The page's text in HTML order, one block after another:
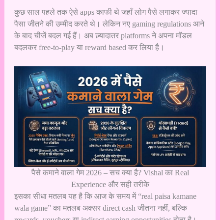
कुछ साल पहले तक ऐसे apps काफी थे जहाँ लोग पैसे लगाकर ज्यादा
पैसा जीतने की उम्मीद करते थे। लेकिन नए gaming regulationsआने
के बाद चीजें बदल गई हैं। अब ज़्यादातर platforms ने अपना मॉडल
बदलकर free-to-play या reward based कर लिया है।
पैसे कमाने वाला गेम 2026 – सच क्या है? Vishal का Real
Experience और सही तरीके
इसका सीधा मतलब यह है कि आज के समय में “real paisa kamane
wala game” का मतलब अक्सर direct cash जीतना नहीं, बल्कि